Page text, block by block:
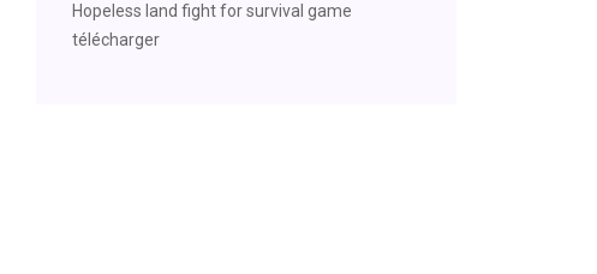
Hopeless land fight for survival game
télécharger